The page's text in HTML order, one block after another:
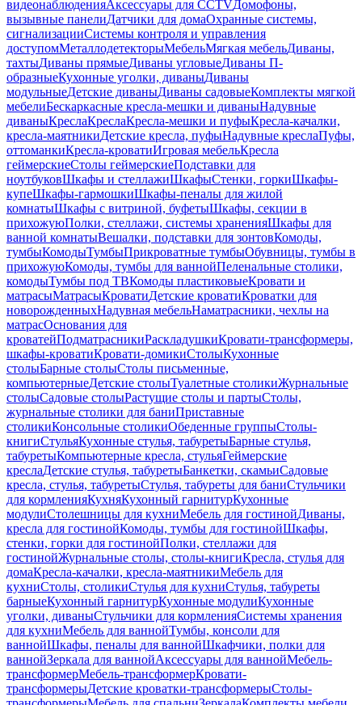
видеонаблюденияАксессуары для CCTVДомофоны,
вызывные панелиДатчики для домаОхранные системы,
сигнализацииСистемы контроля и управления
доступомМеталлодетекторыМебельМягкая мебельДиваны,
тахтыДиваны прямыеДиваны угловыеДиваны П-
образныеКухонные уголки, диваныДиваны
модульныеДетские диваныДиваны садовыеКомплекты мягкой
мебелиБескаркасные кресла-мешки и диваныНадувные
диваныКреслаКреслаКресла-мешки и пуфыКресла-качалки,
кресла-маятникиДетские кресла, пуфыНадувные креслаПуфы,
оттоманкиКресла-кроватиИгровая мебельКресла
геймерскиеСтолы геймерскиеПодставки для
ноутбуковШкафы и стеллажиШкафыСтенки, горкиШкафы-
купеШкафы-гармошкиШкафы-пеналы для жилой
комнатыШкафы с витриной, буфетыШкафы, секции в
прихожуюПолки, стеллажи, системы храненияШкафы для
ванной комнатыВешалки, подставки для зонтовКомоды,
тумбыКомодыТумбыПрикроватные тумбыОбувницы, тумбы в
прихожуюКомоды, тумбы для ваннойПеленальные столики,
комодыТумбы под ТВКомоды пластиковыеКровати и
матрасыМатрасыКроватиДетские кроватиКроватки для
новорожденныхНадувная мебельНаматрасники, чехлы на
матрасОснования для
кроватейПодматрасникиРаскладушкиКровати-трансформеры,
шкафы-кроватиКровати-домикиСтолыКухонные
столыБарные столыСтолы письменные,
компьютерныеДетские столыТуалетные столикиЖурнальные
столыСадовые столыРастущие столы и партыСтолы,
журнальные столики для баниПриставные
столикиКонсольные столикиОбеденные группыСтолы-
книгиСтульяКухонные стулья, табуретыБарные стулья,
табуретыКомпьютерные кресла, стульяГеймерские
креслаДетские стулья, табуретыБанкетки, скамьиСадовые
кресла, стулья, табуретыСтулья, табуреты для баниСтульчики
для кормленияКухняКухонный гарнитурКухонные
модулиСтолешницы для кухниМебель для гостинойДиваны,
кресла для гостинойКомоды, тумбы для гостинойШкафы,
стенки, горки для гостинойПолки, стеллажи для
гостинойЖурнальные столы, столы-книгиКресла, стулья для
домаКресла-качалки, кресла-маятникиМебель для
кухниСтолы, столикиСтулья для кухниСтулья, табуреты
барныеКухонный гарнитурКухонные модулиКухонные
уголки, диваныСтульчики для кормленияСистемы хранения
для кухниМебель для ваннойТумбы, консоли для
ваннойШкафы, пеналы для ваннойШкафчики, полки для
ваннойЗеркала для ваннойАксессуары для ваннойМебель-
трансформерМебель-трансформерКровати-
трансформерыДетские кроватки-трансформерыСтолы-